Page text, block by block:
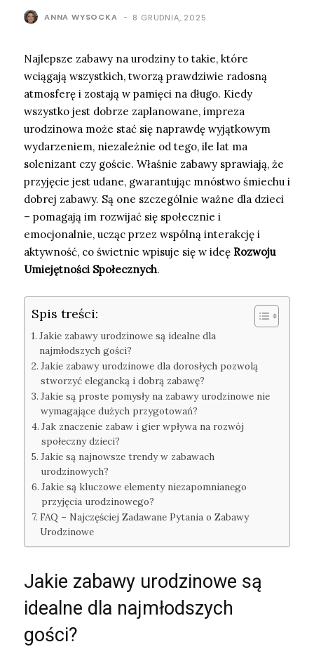
ANNA WYSOCKA - 8 GRUDNIA, 2025
Najlepsze zabawy na urodziny to takie, które
wciągają wszystkich, tworzą prawdziwie radosną
atmosferę i zostają w pamięci na długo. Kiedy
wszystko jest dobrze zaplanowane, impreza
urodzinowa może stać się naprawdę wyjątkowym
wydarzeniem, niezależnie od tego, ile lat ma
solenizant czy goście. Właśnie zabawy sprawiają, że
przyjęcie jest udane, gwarantując mnóstwo śmiechu i
dobrej zabawy. Są one szczególnie ważne dla dzieci
– pomagają im rozwijać się społecznie i
emocjonalnie, ucząc przez wspólną interakcję i
aktywność, co świetnie wpisuje się w ideę Rozwoju
Umiejętności Społecznych.
Spis treści:
Jakie zabawy urodzinowe są idealne dla
najmłodszych gości?
Jakie zabawy urodzinowe dla dorosłych pozwolą
stworzyć elegancką i dobrą zabawę?
Jakie są proste pomysły na zabawy urodzinowe nie
wymagające dużych przygotowań?
Jak znaczenie zabaw i gier wpływa na rozwój
społeczny dzieci?
Jakie są najnowsze trendy w zabawach
urodzinowych?
Jakie są kluczowe elementy niezapomnianego
przyjęcia urodzinowego?
FAQ – Najczęściej Zadawane Pytania o Zabawy
Urodzinowe
Jakie zabawy urodzinowe są
idealne dla najmłodszych
gości?